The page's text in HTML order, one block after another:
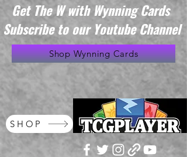
Get The W with Wynning Cards
Subscribe to our Youtube Channel
Shop Wynning Cards
SHOP